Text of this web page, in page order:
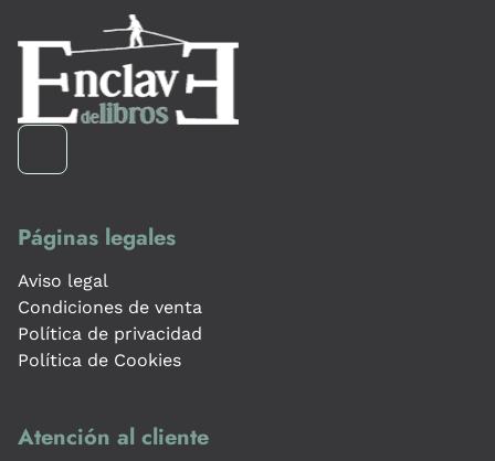
Páginas legales
Aviso legal
Condiciones de venta
Política de privacidad
Política de Cookies
Atención al cliente